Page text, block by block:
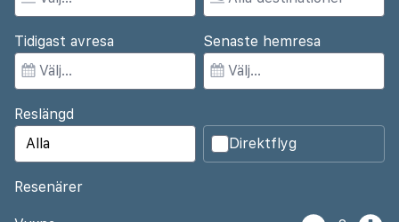
Tidigast avresa Senaste hemresa
Reslängd
Direktflyg
Resenärer